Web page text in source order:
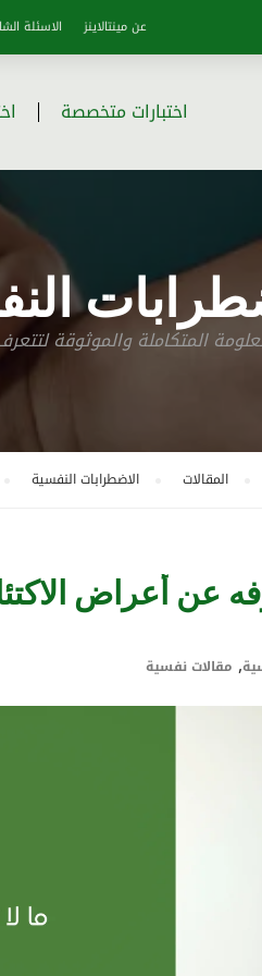
عن مينتالاينز الاسئلة
اختبارات متخصصة
المتكاملة والموثوقة
المقالات الاضطرابات النفسية
عن أعراض
, مقالات نفسية